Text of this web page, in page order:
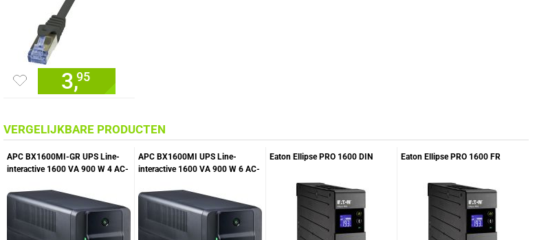
3,95
VERGELIJKBARE PRODUCTEN
APC BX1600MI-GR UPS Line-
interactive 1600 VA 900 W 4 AC-
APC BX1600MI UPS Line-
interactive 1600 VA 900 W 6 AC-
Eaton Ellipse PRO 1600 DIN Eaton Ellipse PRO 1600 FR